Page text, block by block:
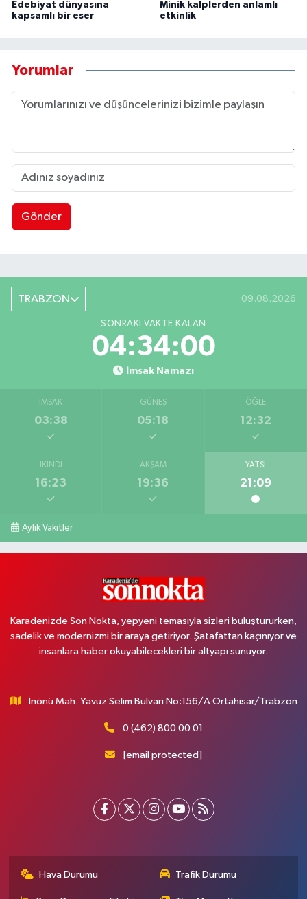
Edebiyat dünyasına
kapsamlı bir eser
Minik kalplerden anlamlı
etkinlik
Yorumlar
Gönder
TRABZON 09.08.2026
SONRAKI VAKTE KALAN
04:33:59
İmsak Namazı
İMSAK
03:38
GÜNEŞ
05:18
ÖĞLE
12:32
İKINDI
16:23
AKŞAM
19:36
YATSI
21:09
Aylık Vakitler
Karadenizde Son Nokta, yepyeni temasıyla sizleri buluştururken,
sadelik ve modernizmi bir araya getiriyor. Şatafattan kaçınıyor ve
insanlara haber okuyabilecekleri bir altyapı sunuyor.
İnönü Mah. Yavuz Selim Bulvarı No:156/A Ortahisar/Trabzon
0 (462) 800 00 01
[email protected]
Hava Durumu Trafik Durumu